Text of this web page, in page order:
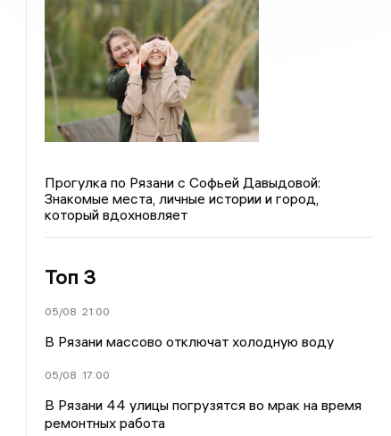
Прогулка по Рязани с Софьей Давыдовой:
Знакомые места, личные истории и город,
который вдохновляет
Топ 3
05/08 21:00
В Рязани массово отключат холодную воду
05/08 17:00
В Рязани 44 улицы погрузятся во мрак на время
ремонтных работа